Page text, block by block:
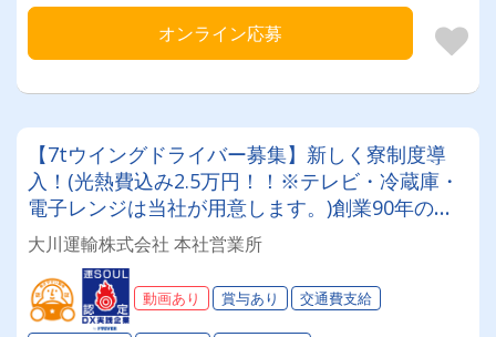
オンライン応募
【7tウイングドライバー募集】新しく寮制度導
入！(光熱費込み2.5万円！！※テレビ・冷蔵庫・
電子レンジは当社が用意します。)創業90年の安
定企業でメリハリをつけて働く✨性別問わず未経
験も大歓迎◎「Gマーク」「働きやすい職場認証
制度」取得済み★入社祝い金や表彰制度など福利
厚生も充実♪♪
大川運輸株式会社 本社営業所
動画あり 賞与あり 交通費支給